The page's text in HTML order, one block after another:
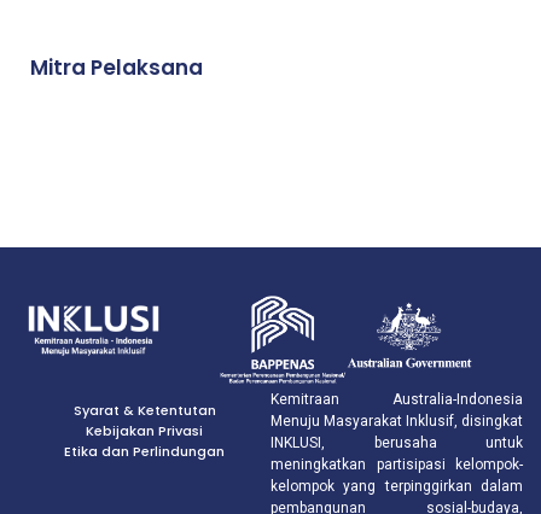
Mitra Pelaksana
Syarat & Ketentutan
Kebijakan Privasi
Etika dan Perlindungan
Kemitraan Australia-Indonesia
Menuju Masyarakat Inklusif, disingkat
INKLUSI, berusaha untuk
meningkatkan partisipasi kelompok-
kelompok yang terpinggirkan dalam
pembangunan sosial-budaya,